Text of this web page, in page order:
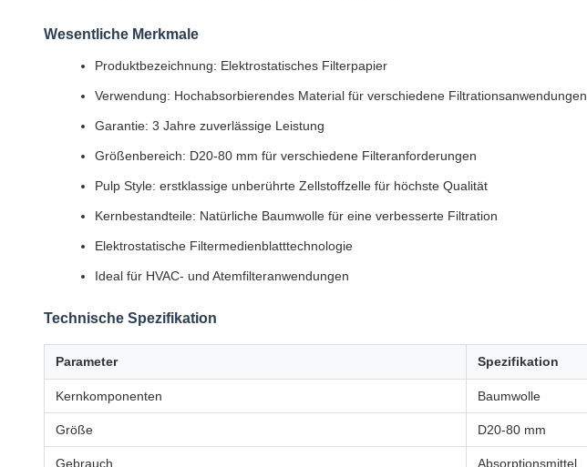
Wesentliche Merkmale
Produktbezeichnung: Elektrostatisches Filterpapier
Verwendung: Hochabsorbierendes Material für verschiedene Filtrationsanwendungen
Garantie: 3 Jahre zuverlässige Leistung
Größenbereich: D20-80 mm für verschiedene Filteranforderungen
Pulp Style: erstklassige unberührte Zellstoffzelle für höchste Qualität
Kernbestandteile: Natürliche Baumwolle für eine verbesserte Filtration
Elektrostatische Filtermedienblatttechnologie
Ideal für HVAC- und Atemfilteranwendungen
Technische Spezifikation
Parameter Spezifikation
Kernkomponenten Baumwolle
Größe D20-80 mm
Gebrauch Absorptionsmittel